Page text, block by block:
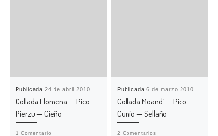
Publicada24 de abril 2010
Collada Llomena — Pico
Pierzu — Cieño
1 Comentario
Publicada6 de marzo 2010
Collada Moandi — Pico
Cunio — Sellaño
2 Comentarios